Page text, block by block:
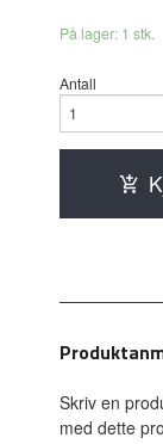
På lager: 1 stk.
Antall
Skriv en
med dette